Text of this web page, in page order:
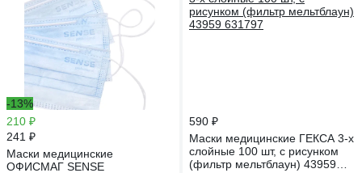
-13%
210 ₽
241 ₽
Маски медицинские
ОФИСМАГ SENSE
590 ₽
Маски медицинские ГЕКСА 3-х
слойные 100 шт, с рисунком
(фильтр мельтблаун) 43959